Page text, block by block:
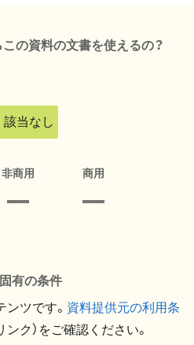
の資料の文書を使えるの？
該当なし
非商用 商用
有の条件
ツです。 資料提供元の利用条
ンク）をご確認ください。